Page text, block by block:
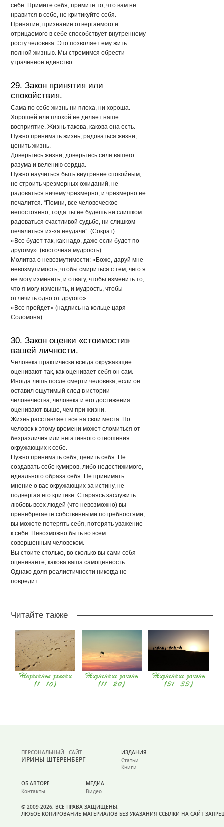
себе. Примите себя, примите то, что вам не
нравится в себе, не критикуйте себя.
Принятие, признание отвергаемого и
отрицаемого в себе способствует внутреннему
росту человека. Это позволяет ему жить
полной жизнью. Мы стремимся обрести
утраченное единство.
29. Закон принятия или
спокойствия.
Сама по себе жизнь ни плоха, ни хороша.
Хорошей или плохой ее делает наше
восприятие. Жизнь такова, какова она есть.
Нужно принимать жизнь, радоваться жизни,
ценить жизнь.
Доверьтесь жизни, доверьтесь силе вашего
разума и велению сердца.
Нужно научиться быть внутренне спокойным,
не строить чрезмерных ожиданий, не
радоваться ничему чрезмерно, и чрезмерно не
печалится. “Помни, все человеческое
непостоянно, тогда ты не будешь ни слишком
радоваться счастливой судьбе, ни слишком
печалиться из-за неудачи”. (Сократ).
«Все будет так, как надо, даже если будет по-
другому». (восточная мудрость).
Молитва о невозмутимости: «Боже, даруй мне
невозмутимость, чтобы смириться с тем, чего я
не могу изменить, и отвагу, чтобы изменить то,
что я могу изменить, и мудрость, чтобы
отличить одно от другого».
«Все пройдет» (надпись на кольце царя
Соломона).
30. Закон оценки «стоимости»
вашей личности.
Человека практически всегда окружающие
оценивают так, как оценивает себя он сам.
Иногда лишь после смерти человека, если он
оставил ощутимый след в истории
человечества, человека и его достижения
оценивают выше, чем при жизни.
Жизнь расставляет все на свои места. Но
человек к этому времени может сломиться от
безразличия или негативного отношения
окружающих к себе.
Нужно принимать себя, ценить себя. Не
создавать себе кумиров, либо недостижимого,
идеального образа себя. Не принимать
мнение о вас окружающих за истину, не
подвергая его критике. Стараясь заслужить
любовь всех людей (что невозможно) вы
пренебрегаете собственными потребностями,
вы можете потерять себя, потерять уважение
к себе. Невозможно быть во всем
совершенным человеком.
Вы стоите столько, во сколько вы сами себя
оцениваете, какова ваша самоценность.
Однако доля реалистичности никогда не
повредит.
Читайте также
Жизненные законы
(1-10)
Жизненные законы
(11-20)
Жизненные законы
(31-33)
ПЕРСОНАЛЬНЫЙ САЙТ
ИРИНЫ ШТЕРЕНБЕРГ
ИЗДАНИЯ
Статьи
Книги
ОБ АВТОРЕ
Контакты
МЕДИА
Видео
© 2009-2026, ВСЕ ПРАВА ЗАЩИЩЕНЫ.
ЛЮБОЕ КОПИРОВАНИЕ МАТЕРИАЛОВ БЕЗ УКАЗАНИЯ ССЫЛКИ НА САЙТ